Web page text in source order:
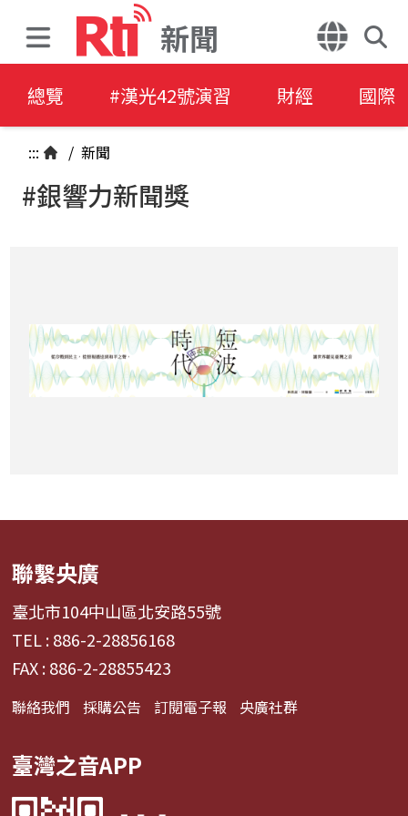
新聞
總覽 #漢光42號演習 財經 國際
::: / 新聞
#銀響力新聞獎
聯繫央廣
臺北市104中山區北安路55號
TEL : 886-2-28856168
FAX : 886-2-28855423
聯絡我們 採購公告 訂閱電子報 央廣社群
臺灣之音APP